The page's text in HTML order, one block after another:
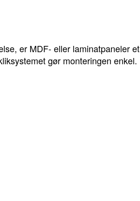
er MDF- eller laminatpaneler et
gør monteringen enkel.